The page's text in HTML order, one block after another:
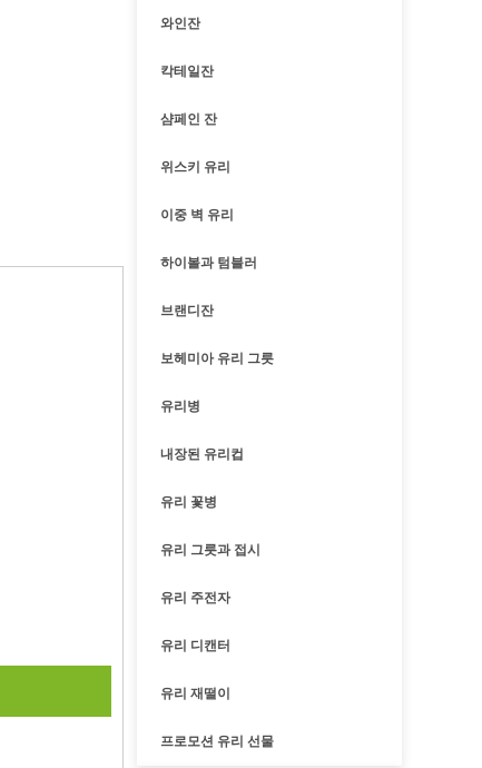
와인잔
칵테일잔
샴페인 잔
위스키 유리
이중 벽 유리
하이볼과 텀블러
브랜디잔
보헤미아 유리 그릇
유리병
내장된 유리컵
유리 꽃병
유리 그릇과 접시
유리 주전자
유리 디캔터
유리 재떨이
프로모션 유리 선물